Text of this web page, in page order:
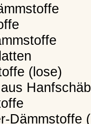
(lose)
Dämmstoffe